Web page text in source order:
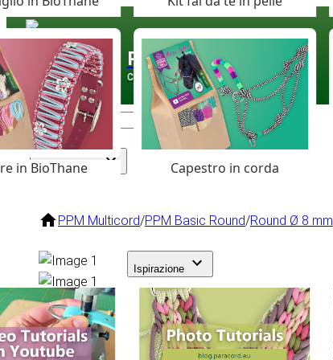
Paracord .eu
Coloured Cord Paradise
Assortimento
in BioThane Capestro in corda
Ispirazione
PPM Multicord/PPM Basic Round/Round Ø 8 mm